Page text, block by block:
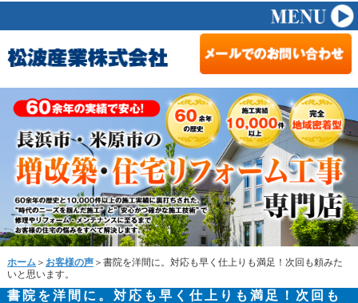
ホーム ＞ お客様の声＞書院を洋間に。対応も早く仕上りも満足！次回も頼みた
いと思います。
書院を洋間に。対応も早く仕上りも満足！次回も